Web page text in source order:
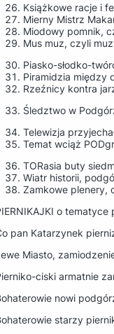
Książkowe racje i
Mierny Mistrz
Miodowy pomnik,
Mus muz, czyli
Piasko-słodko-
Piramidzia między
Rzeźnicy kontra
Śledztwo w
Telewizja
Temat wciąż
TORasia buty
Wiatr historii,
Zamkowe plenery,
o
pan Katarzynek
Miasto,
ciski armatnie
nowi
starzy